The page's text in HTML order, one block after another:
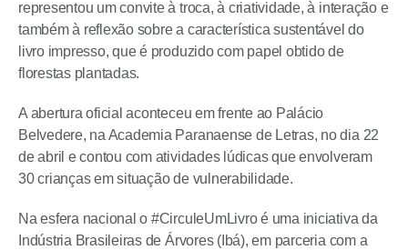
representou um convite à troca, à criatividade, à interação e
também à reflexão sobre a característica sustentável do
livro impresso, que é produzido com papel obtido de
florestas plantadas.
A abertura oficial aconteceu em frente ao Palácio
Belvedere, na Academia Paranaense de Letras, no dia 22
de abril e contou com atividades lúdicas que envolveram
30 crianças em situação de vulnerabilidade.
Na esfera nacional o #CirculeUmLivro é uma iniciativa da
Indústria Brasileiras de Árvores (Ibá), em parceria com a